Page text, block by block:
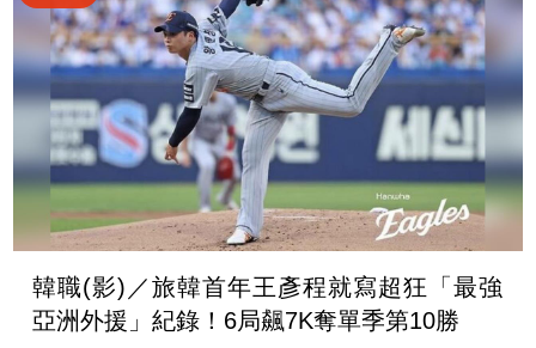
韓職(影)／旅韓首年王彥程就寫超狂「最強
亞洲外援」紀錄！6局飆7K奪單季第10勝